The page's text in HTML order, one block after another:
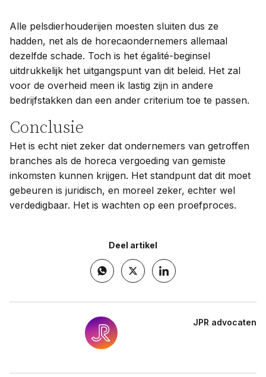
Alle pelsdierhouderijen moesten sluiten dus ze
hadden, net als de horecaondernemers allemaal
dezelfde schade. Toch is het égalité-beginsel
uitdrukkelijk het uitgangspunt van dit beleid. Het zal
voor de overheid meen ik lastig zijn in andere
bedrijfstakken dan een ander criterium toe te passen.
Conclusie
Het is echt niet zeker dat ondernemers van getroffen
branches als de horeca vergoeding van gemiste
inkomsten kunnen krijgen. Het standpunt dat dit moet
gebeuren is juridisch, en moreel zeker, echter wel
verdedigbaar. Het is wachten op een proefproces.
Deel artikel
JPR advocaten